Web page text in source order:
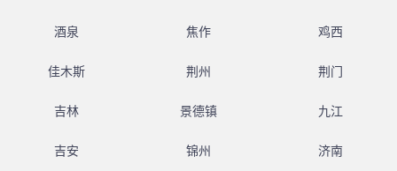
酒泉 焦作 鸡西
佳木斯 荆州 荆门
吉林 景德镇 九江
吉安 锦州 济南